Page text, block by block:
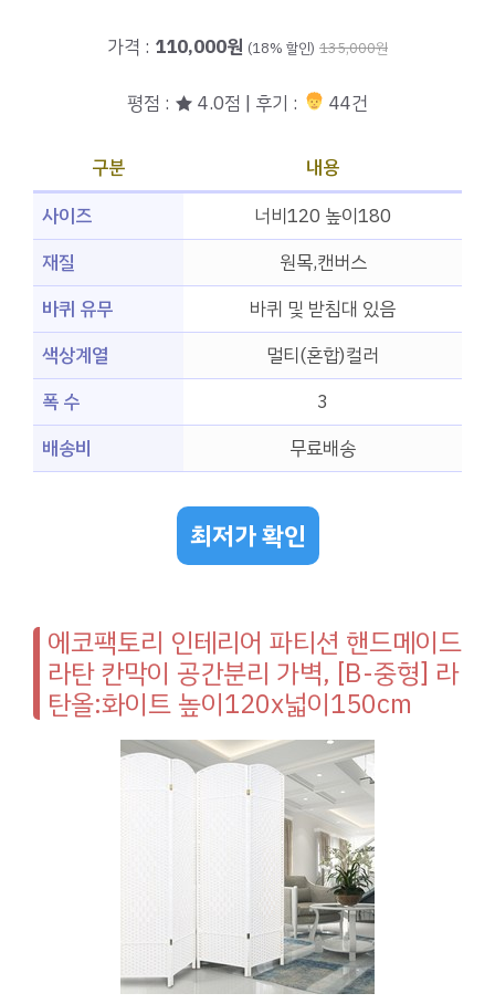
가격 : 110,000원 (18% 할인) 135,000원
평점 : ★ 4.0점 | 후기 : 44건
구분
내용
사이즈
너비120 높이180
재질
원목,캔버스
바퀴 유무
바퀴 및 받침대 있음
색상계열
멀티(혼합)컬러
폭 수
3
배송비
무료배송
최저가 확인
에코팩토리 인테리어 파티션 핸드메이드
라탄 칸막이 공간분리 가벽, [B-중형] 라
탄올:화이트 높이120x넓이150cm